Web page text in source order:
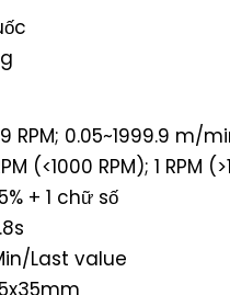
RPM; 0.05~1999.9 m/
(<1000 RPM); 1 RPM
+ 1 chữ số
Last value